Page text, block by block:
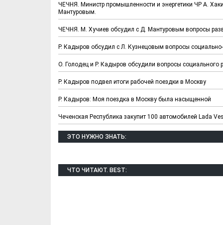
ЧЕЧНЯ. Министр промышленности и энергетики ЧР А.
Мантуровым.
ЧЕЧНЯ. М. Хучиев обсудил с Д. Мантуровым вопросы
Р. Кадыров обсудил с Л. Кузнецовым вопросы
О. Голодец и Р. Кадыров обсудили вопросы социального
Р. Кадыров подвел итоги рабочей поездки в Москву
Р. Кадыров: Моя поездка в Москву была насыщенной
Чеченская Республика закупит 100 автомобилей Lada
ЭТО НУЖНО ЗНАТЬ:
ЧТО ЧИТАЮТ. BEST: